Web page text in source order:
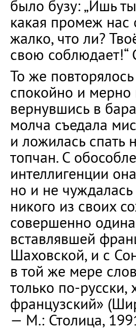
было бузу: „Ишь
какая промеж нас
жалко, что ли?
свою соблюдает!“
То же
спокойно и
вернувшись в
молча съедала
и ложилась спать
топчан. С
интеллигенции
но и не
никого из своих
совершенно
вставлявшей
Шаховской, и с
в той же мере
только по-русски,
французский»
— М.: Столица,